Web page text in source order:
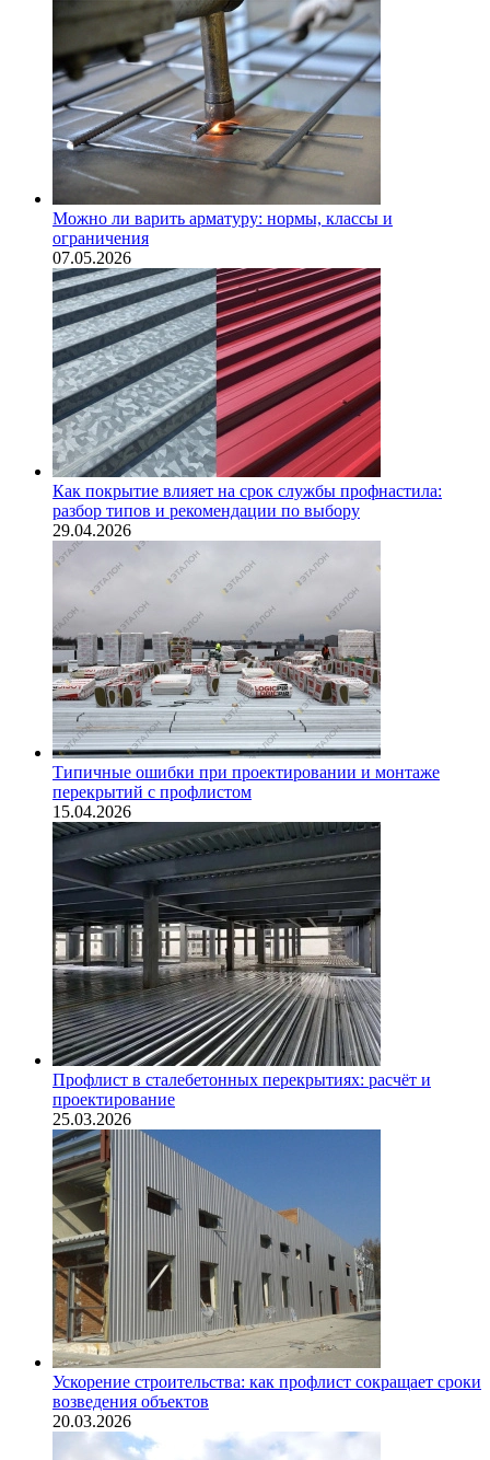
Можно ли варить арматуру: нормы, классы и
ограничения
07.05.2026
Как покрытие влияет на срок службы профнастила:
разбор типов и рекомендации по выбору
29.04.2026
Типичные ошибки при проектировании и монтаже
перекрытий с профлистом
15.04.2026
Профлист в сталебетонных перекрытиях: расчёт и
проектирование
25.03.2026
Ускорение строительства: как профлист сокращает сроки
возведения объектов
20.03.2026